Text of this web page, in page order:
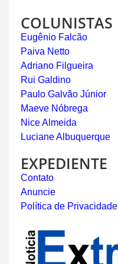
COLUNISTAS
Eugênio Falcão
Paiva Netto
Adriano Filgueira
Rui Galdino
Paulo Galvão Júnior
Maeve Nóbrega
Nice Almeida
Luciane Albuquerque
EXPEDIENTE
Contato
Anuncie
Política de Privacidade